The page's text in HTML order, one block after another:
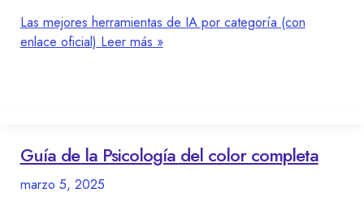
Las mejores herramientas de IA por categoría (con
enlace oficial) Leer más »
Guía de la Psicología del color completa
marzo 5, 2025